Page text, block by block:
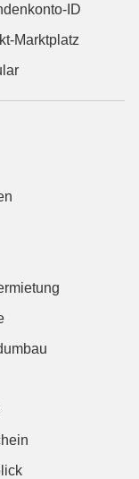
ID
Marktplatz